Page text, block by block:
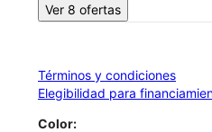
Ver 8 ofertas
Términos y condiciones
Elegibilidad para
Color: